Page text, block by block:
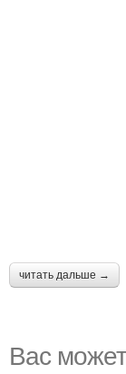
читать дальше →
Вас